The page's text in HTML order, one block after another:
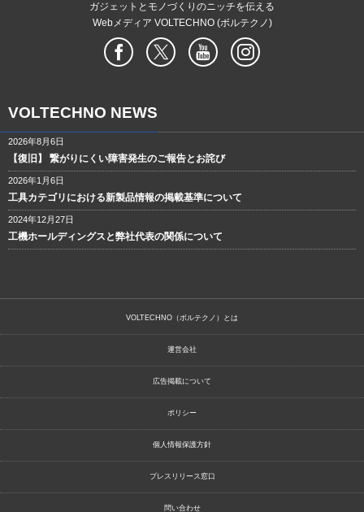
ガジェットとモノづくりのニッチを伝える
Webメディア VOLTECHNO (ボルテクノ)
VOLTECHNO NEWS
2026年8月6日
【復旧】 繋がりにくい障害発生のご報告とお詫び
2026年1月6日
工具カテゴリにおける新製品情報の掲載基準について
2024年12月27日
工機ホールディングスと弊社代表の関係について
VOLTECHNO（ボルテクノ）とは
運営会社
広告掲載について
ポリシー
個人情報保護方針
プレスリリース窓口
問い合わせ